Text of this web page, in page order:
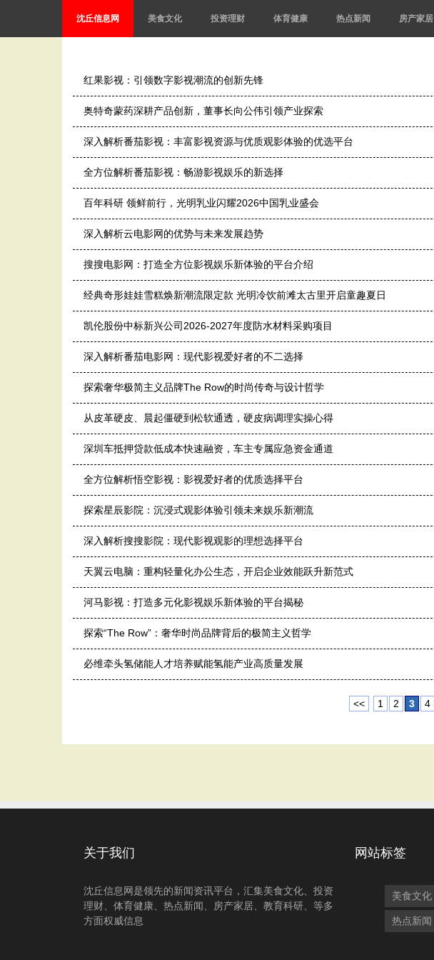
沈丘信息网 美食文化 投资理财 体育健康 热点新闻 房产家居
红果影视：引领数字影视潮流的创新先锋
奥特奇蒙药深耕产品创新，董事长向公伟引领产业探索
深入解析番茄影视：丰富影视资源与优质观影体验的优选平台
全方位解析番茄影视：畅游影视娱乐的新选择
百年科研 领鲜前行，光明乳业闪耀2026中国乳业盛会
深入解析云电影网的优势与未来发展趋势
搜搜电影网：打造全方位影视娱乐新体验的平台介绍
经典奇形娃娃雪糕焕新潮流限定款 光明冷饮前滩太古里开启童趣夏日
凯伦股份中标新兴公司2026-2027年度防水材料采购项目
深入解析番茄电影网：现代影视爱好者的不二选择
探索奢华极简主义品牌The Row的时尚传奇与设计哲学
从皮革硬皮、晨起僵硬到松软通透，硬皮病调理实操心得
深圳车抵押贷款低成本快速融资，车主专属应急资金通道
全方位解析悟空影视：影视爱好者的优质选择平台
探索星辰影院：沉浸式观影体验引领未来娱乐新潮流
深入解析搜搜影院：现代影视观影的理想选择平台
天翼云电脑：重构轻量化办公生态，开启企业效能跃升新范式
河马影视：打造多元化影视娱乐新体验的平台揭秘
探索“The Row”：奢华时尚品牌背后的极简主义哲学
必维牵头氢储能人才培养赋能氢能产业高质量发展
<< 1 2 3 4
关于我们
沈丘信息网是领先的新闻资讯平台，汇集美食文化、投资
理财、体育健康、热点新闻、房产家居、教育科研、等多
方面权威信息
网站标签
美食文化
热点新闻